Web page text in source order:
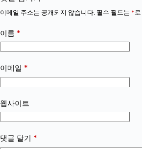
이메일 주소는 공개되지 않습니다. 필수 필드는 *
이름 *
이메일 *
웹사이트
댓글 달기 *